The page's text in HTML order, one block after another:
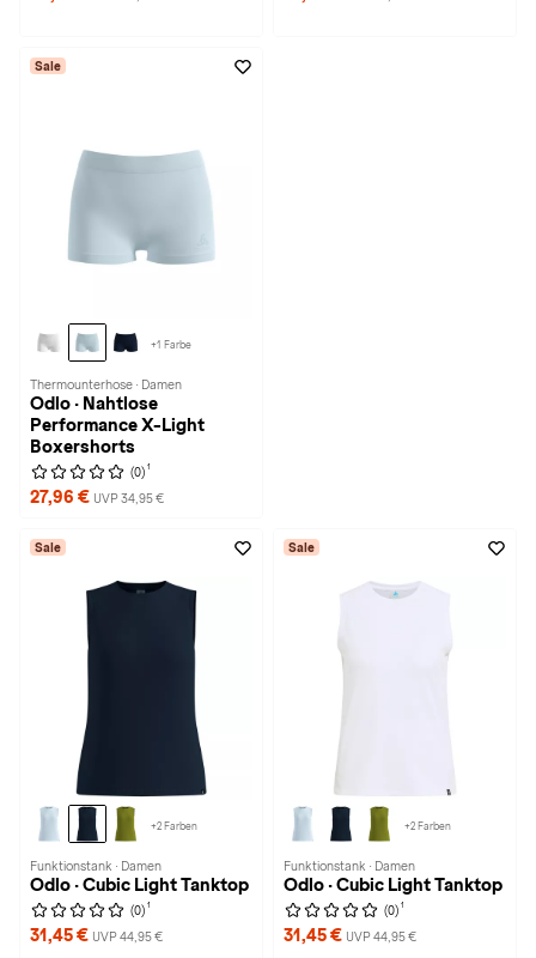
Sale
+1 Farbe
Thermounterhose · Damen
Odlo · Nahtlose
Performance X-Light
Boxershorts
(0) 1
27,96 € UVP 34,95 €
Sale
+2 Farben
Funktionstank · Damen
Odlo · Cubic Light Tanktop
(0) 1
31,45 € UVP 44,95 €
Sale
+2 Farben
Funktionstank · Damen
Odlo · Cubic Light Tanktop
(0) 1
31,45 € UVP 44,95 €